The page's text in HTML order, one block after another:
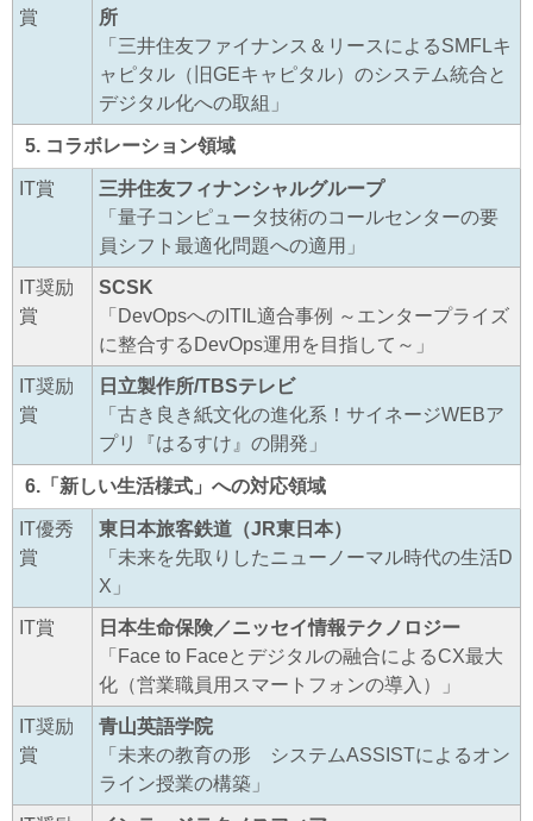
賞
所
「三井住友ファイナンス＆リースによるSMFLキ
ャピタル（旧GEキャピタル）のシステム統合と
デジタル化への取組」
5. コラボレーション領域
IT賞
三井住友フィナンシャルグループ
「量子コンピュータ技術のコールセンターの要
員シフト最適化問題への適用」
IT奨励
賞
SCSK
「DevOpsへのITIL適合事例 ～エンタープライズ
に整合するDevOps運用を目指して～」
IT奨励
賞
日立製作所/TBSテレビ
「古き良き紙文化の進化系！サイネージWEBア
プリ『はるすけ』の開発」
6.「新しい生活様式」への対応領域
IT優秀
賞
東日本旅客鉄道（JR東日本）
「未来を先取りしたニューノーマル時代の生活D
X」
IT賞
日本生命保険／ニッセイ情報テクノロジー
「Face to Faceとデジタルの融合によるCX最大
化（営業職員用スマートフォンの導入）」
IT奨励
賞
青山英語学院
「未来の教育の形 システムASSISTによるオン
ライン授業の構築」